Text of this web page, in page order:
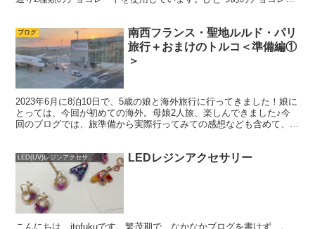
ブログ
南西フランス・聖地ルルド・パリ
旅行＋おまけのトルコ＜準備編①
＞
2023年6月に8泊10日で、5歳の娘と海外旅行に行ってきました！娘に
とっては、今回が初めての海外。母娘2人旅、楽しんできました♪今
回のブログでは、旅準備から実際行ってみての感想なども含めて、3
LED(UV)レジンアクセサリー LEDレジンアクセサリー
こんにちは、itofukuです。繁茂期で、なかなかブログを書けず…。